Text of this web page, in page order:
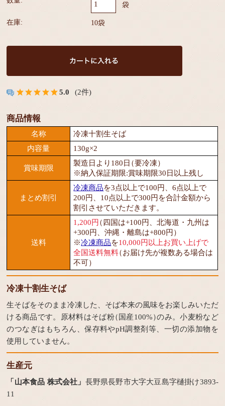
袋
在庫: 10袋
5.0 (2件)
商品情報
名称
冷凍十割生そば
内容量
130g×2
賞味期限
製造日より180日（要冷凍）
※納入保証期限:賞味期限30日以上残し
まとめ割引
冷凍商品を3点以上で100円、6点以上で
200円、10点以上で300円を合計金額から
割引させていただきます。
送料
1,200円（四国は+100円、北海道・九州は
+300円、沖縄・離島は+800円）
※冷凍商品を10,000円以上お買い上げで
全国送料無料（お届け先が複数ある場合は
不可）
冷凍十割生そば
生そばをそのまま冷凍した、そば本来の風味をお楽しみいただ
ける商品です。原材料はそば粉（国産100%）のみ。小麦粉など
のつなぎはもちろん、保存料やpH調整剤等、一切の添加物を
使用していません。
生産元
「山本食品 株式会社」 長野県長野市大字大豆島字樋掛け3893-
11